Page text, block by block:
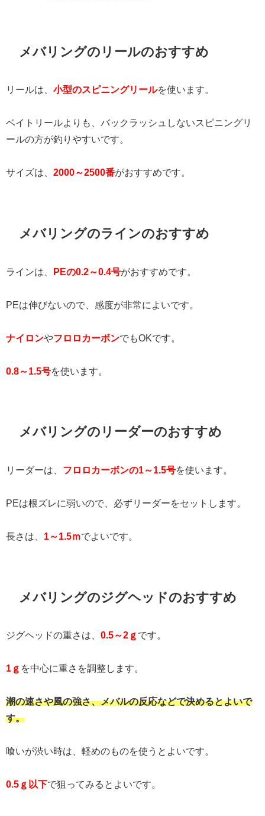
メバリングのリールのおすすめ
リールは、 小型のスピニングリールを使います。
ベイトリールよりも、バックラッシュしないスピニングリ
ールの方が釣りやすいです。
サイズは、 2000～2500番がおすすめです。
メバリングのラインのおすすめ
ラインは、 PEの0.2～0.4号がおすすめです。
PEは伸びないので、感度が非常によいです。
ナイロンやフロロカーボンでもOKです。
0.8～1.5号を使います。
メバリングのリーダーのおすすめ
リーダーは、 フロロカーボンの1～1.5号を使います。
PEは根ズレに弱いので、必ずリーダーをセットします。
長さは、 1～1.5ｍでよいです。
メバリングのジグヘッドのおすすめ
ジグヘッドの重さは、 0.5～2ｇ です。
1ｇ を中心に重さを調整します。
潮の速さや風の強さ、メバルの反応などで決めるとよいで
す。
喰いが渋い時は、軽めのものを使うとよいです。
0.5ｇ以下で狙ってみるとよいです。